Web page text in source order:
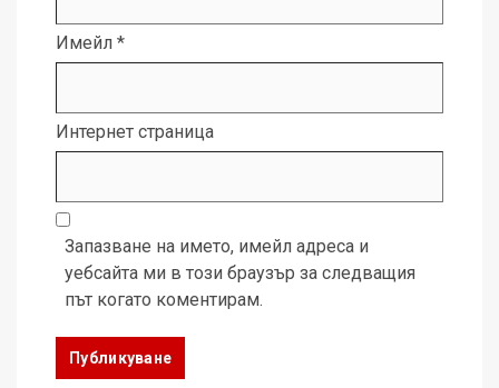
Имейл *
Интернет страница
Запазване на името, имейл адреса и
уебсайта ми в този браузър за следващия
път когато коментирам.